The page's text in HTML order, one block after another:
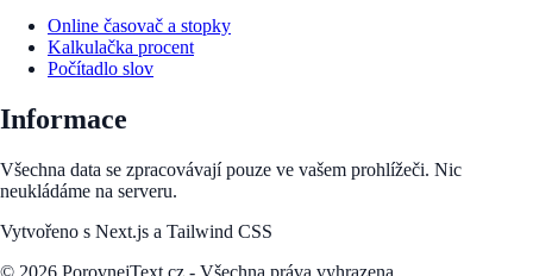
Online časovač a stopky
Kalkulačka procent
Počítadlo slov
Informace
Všechna data se zpracovávají pouze ve vašem prohlížeči. Nic
neukládáme na serveru.
Vytvořeno s Next.js a Tailwind CSS
© 2026 PorovnejText.cz - Všechna práva vyhrazena